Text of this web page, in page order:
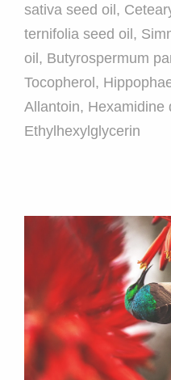
sativa seed oil,
ternifolia seed oil,
oil, Butyrospermum
Tocopherol,
Allantoin, Hexamidine
Ethylhexylglycerin